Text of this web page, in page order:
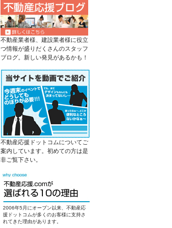
不動産業者様、建設業者様に役立
つ情報が盛りだくさんのスタッフ
ブログ。新しい発見があるかも！
不動産応援ドットコムについてご
案内しています。初めての方は是
非ご覧下さい。
2006年5月にオープン以来、不動産応
援ドットコムが多くのお客様に支持さ
れてきた理由があります。